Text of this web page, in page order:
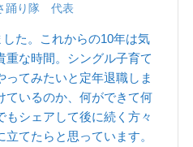
踊り隊 代表
た。これからの10年は気
重な時間。シングル子育て
ってみたいと定年退職しま
ているのか、何ができて何
もシェアして後に続く方々
てたらと思っています。